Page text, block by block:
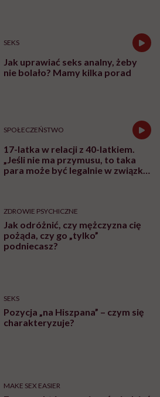
SEKS
Jak uprawiać seks analny, żeby
nie bolało? Mamy kilka porad
SPOŁECZEŃSTWO
17-latka w relacji z 40-latkiem.
„Jeśli nie ma przymusu, to taka
para może być legalnie w związku.
ZDROWIE PSYCHICZNE
Jak odróżnić, czy mężczyzna cię
pożąda, czy go „tylko”
podniecasz?
SEKS
Pozycja „na Hiszpana” – czym się
charakteryzuje?
MAKE SEX EASIER